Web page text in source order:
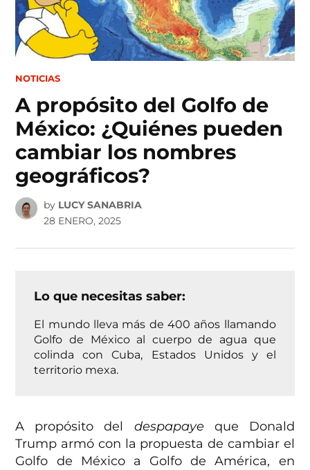
POSTED
NOTICIAS
A propósito del Golfo de
México: ¿Quiénes pueden
cambiar los nombres
geográficos?
by LUCY SANABRIA
28 ENERO, 2025
Lo que necesitas saber:
El mundo lleva más de 400 años llamando
Golfo de México al cuerpo de agua que
colinda con Cuba, Estados Unidos y el
territorio mexa.
A propósito del despapaye que Donald
Trump armó con la propuesta de cambiar el
Golfo de México a Golfo de América, en